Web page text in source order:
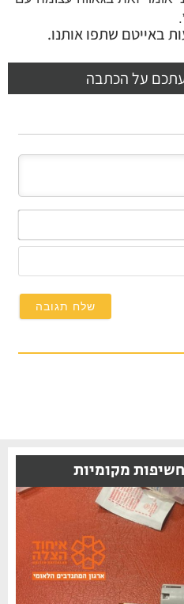
שתפו אותנו.
על הכתבה
אימייל
מקומיות